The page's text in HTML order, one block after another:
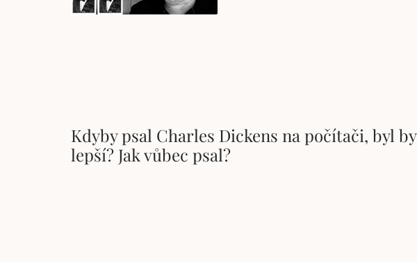
Kdyby psal Charles Dickens na počítači, byl by
lepší? Jak vůbec psal?